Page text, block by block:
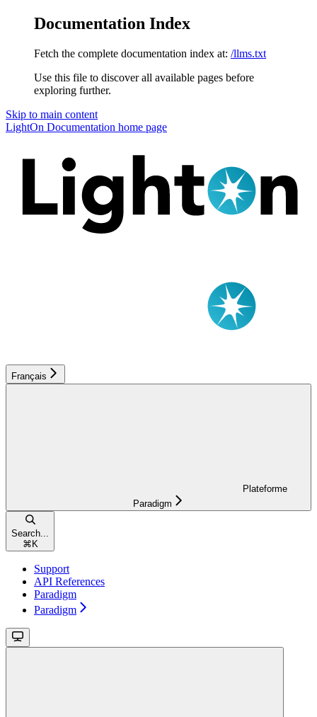
Documentation Index
Fetch the complete documentation index at: /llms.txt
Use this file to discover all available pages before
exploring further.
Skip to main content
LightOn Documentation home page
Français
Plateforme
Paradigm
Search...
⌘ K
Support
API References
Paradigm
Paradigm